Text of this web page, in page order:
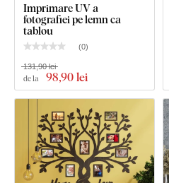
Imprimare UV a
fotografiei pe lemn ca
tablou
(0)
de la 98,90 lei
131,90 lei